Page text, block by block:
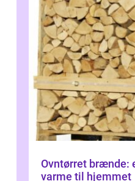
Ovntørret brænde:
varme til hjemmet